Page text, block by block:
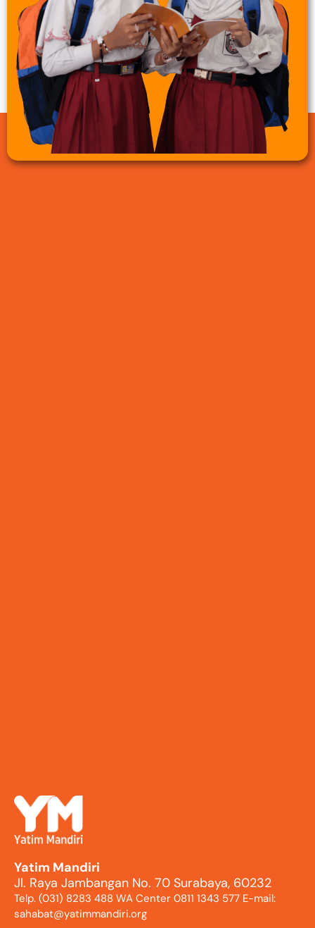
Yatim Mandiri
Jl. Raya Jambangan No. 70 Surabaya, 60232
Telp. (031) 8283 488 WA Center 0811 1343 577 E-mail:
sahabat@yatimmandiri.org